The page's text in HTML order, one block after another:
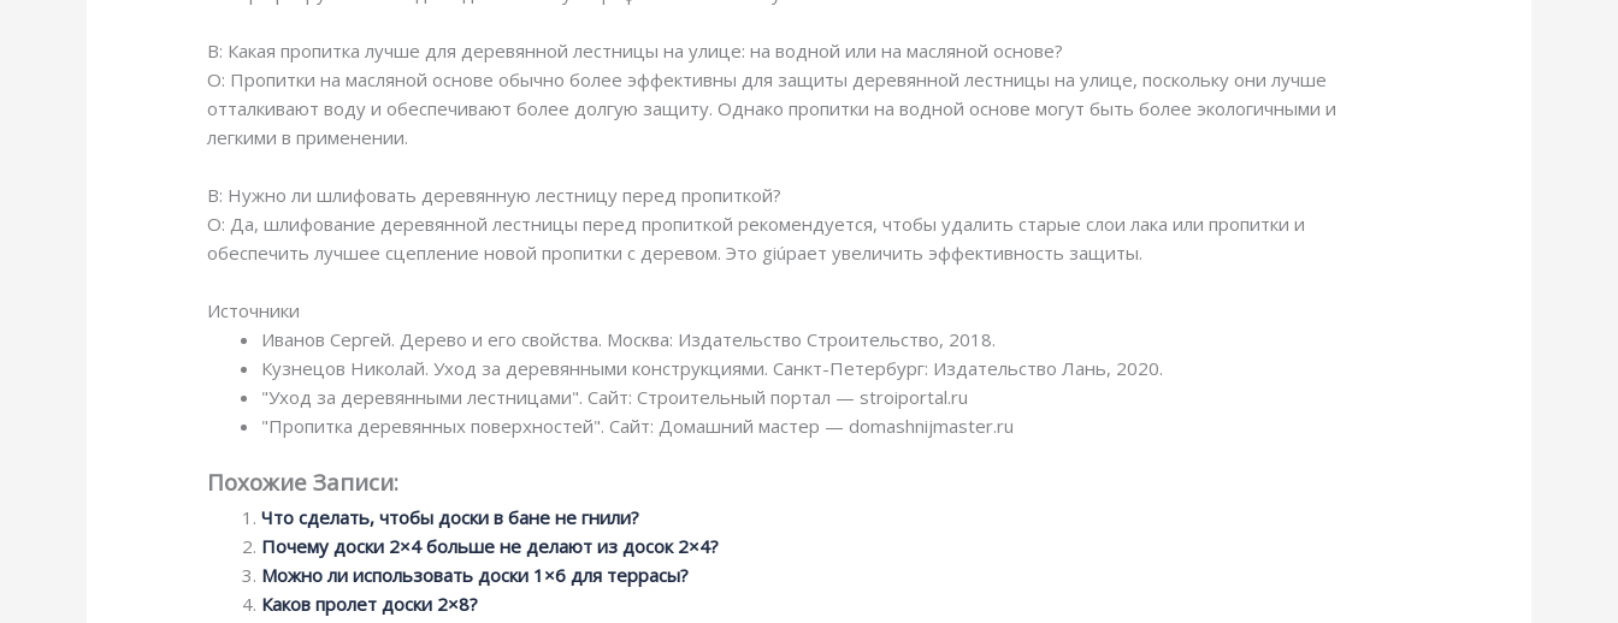
В: Какая пропитка лучше для деревянной лестницы на улице: на водной или на масляной основе?
О: Пропитки на масляной основе обычно более эффективны для защиты деревянной лестницы на улице, поскольку они лучше
отталкивают воду и обеспечивают более долгую защиту. Однако пропитки на водной основе могут быть более экологичными и
легкими в применении.
В: Нужно ли шлифовать деревянную лестницу перед пропиткой?
О: Да, шлифование деревянной лестницы перед пропиткой рекомендуется, чтобы удалить старые слои лака или пропитки и
обеспечить лучшее сцепление новой пропитки с деревом. Это giúpает увеличить эффективность защиты.
Источники
Иванов Сергей. Дерево и его свойства. Москва: Издательство Строительство, 2018.
Кузнецов Николай. Уход за деревянными конструкциями. Санкт-Петербург: Издательство Лань, 2020.
"Уход за деревянными лестницами". Сайт: Строительный портал — stroiportal.ru
"Пропитка деревянных поверхностей". Сайт: Домашний мастер — domashnijmaster.ru
Похожие Записи:
Что сделать, чтобы доски в бане не гнили?
Почему доски 2×4 больше не делают из досок 2×4?
Можно ли использовать доски 1×6 для террасы?
Каков пролет доски 2×8?